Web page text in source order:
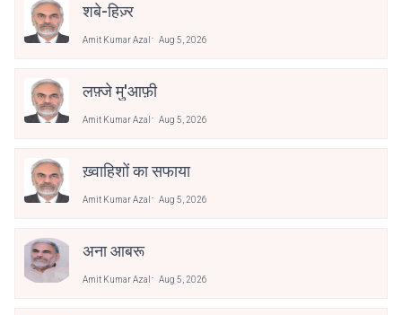
शबे-हिज़्र
Amit Kumar Azal Aug 5, 2026
लफ़्जे मु'आफ़ी
Amit Kumar Azal Aug 5, 2026
ख़्वाहिशों का सफाया
Amit Kumar Azal Aug 5, 2026
अना आबरू
Amit Kumar Azal Aug 5, 2026